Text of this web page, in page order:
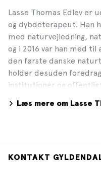
Lasse Thomas Edlev
og dybdeterapeut. Han
med naturvejledning,
og i 2016 var han med
den første danske
holder desuden
institutioner og
Læs mere om Lasse
KONTAKT